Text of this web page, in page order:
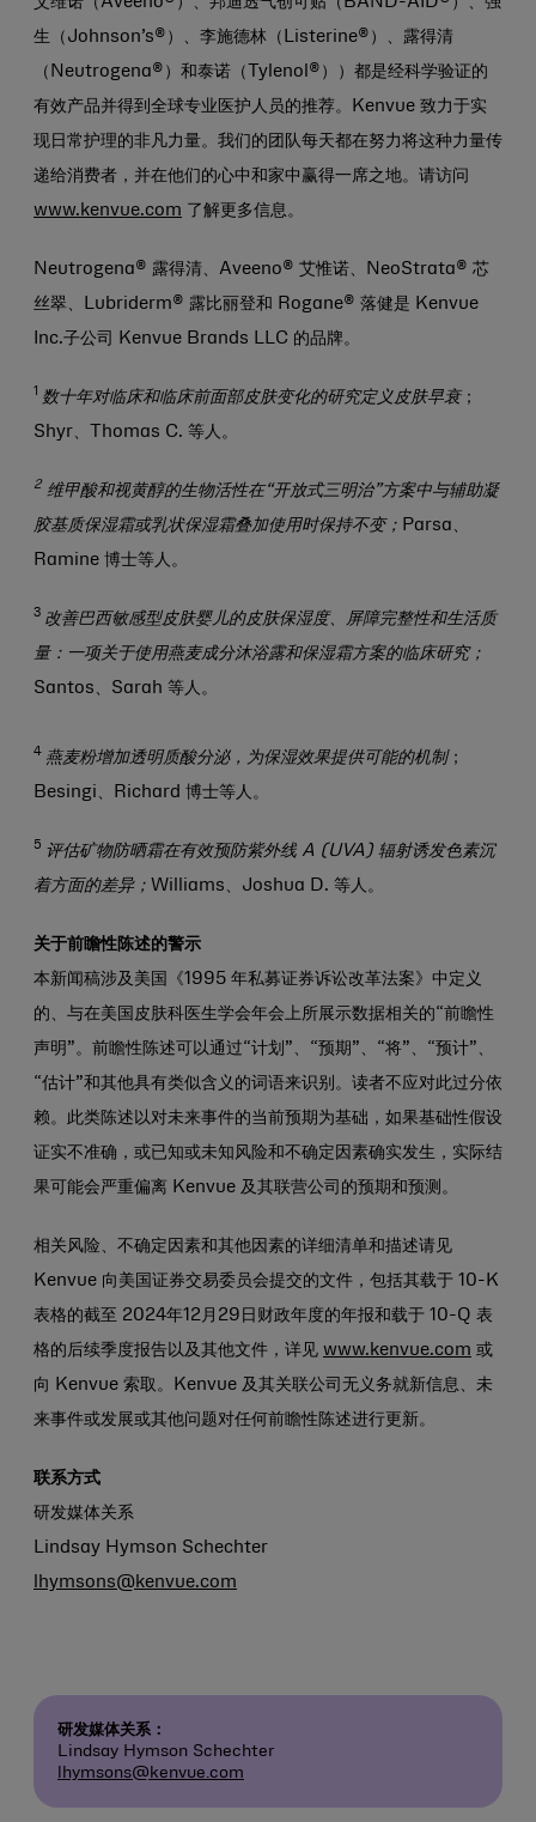
生（Johnson’s®）、李施德林（Listerine®）、露得清
（Neutrogena®）和泰诺（Tylenol®））都是经科学验证的
有效产品并得到全球专业医护人员的推荐。Kenvue 致力于实
现日常护理的非凡力量。我们的团队每天都在努力将这种力量传
递给消费者，并在他们的心中和家中赢得一席之地。请访问
www.kenvue.com 了解更多信息。
Neutrogena® 露得清、Aveeno® 艾惟诺、NeoStrata® 芯
丝翠、Lubriderm® 露比丽登和 Rogane® 落健是 Kenvue
Inc.子公司 Kenvue Brands LLC 的品牌。
1 数十年对临床和临床前面部皮肤变化的研究定义皮肤早衰；
Shyr、Thomas C. 等人。
2 维甲酸和视黄醇的生物活性在“开放式三明治”方案中与辅助凝
胶基质保湿霜或乳状保湿霜叠加使用时保持不变； Parsa、
Ramine 博士等人。
3 改善巴西敏感型皮肤婴儿的皮肤保湿度、屏障完整性和生活质
量：一项关于使用燕麦成分沐浴露和保湿霜方案的临床研究；
Santos、Sarah 等人。
4 燕麦粉增加透明质酸分泌，为保湿效果提供可能的机制；
Besingi、Richard 博士等人。
5 评估矿物防晒霜在有效预防紫外线 A (UVA) 辐射诱发色素沉
着方面的差异； Williams、Joshua D. 等人。
关于前瞻性陈述的警示
本新闻稿涉及美国《1995 年私募证券诉讼改革法案》中定义
的、与在美国皮肤科医生学会年会上所展示数据相关的“前瞻性
声明”。前瞻性陈述可以通过“计划”、“预期”、“将”、“预计”、
“估计”和其他具有类似含义的词语来识别。读者不应对此过分依
赖。此类陈述以对未来事件的当前预期为基础，如果基础性假设
证实不准确，或已知或未知风险和不确定因素确实发生，实际结
果可能会严重偏离 Kenvue 及其联营公司的预期和预测。
相关风险、不确定因素和其他因素的详细清单和描述请见
Kenvue 向美国证券交易委员会提交的文件，包括其载于 10-K
表格的截至 2024年12月29日财政年度的年报和载于 10-Q 表
格的后续季度报告以及其他文件，详见 www.kenvue.com 或
向 Kenvue 索取。Kenvue 及其关联公司无义务就新信息、未
来事件或发展或其他问题对任何前瞻性陈述进行更新。
联系方式
研发媒体关系
Lindsay Hymson Schechter
lhymsons@kenvue.com
研发媒体关系：
Lindsay Hymson Schechter
lhymsons@kenvue.com